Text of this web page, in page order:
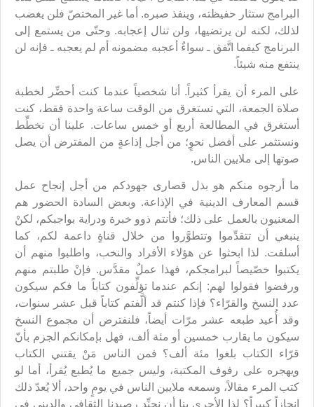
البرامج ستثار حفيظته، وينفذ صبره. أما غير المختصّ فلن يغضب
لذلك، لكنه لن يرتضيها، ولن تنال إعجابه. وحتّى من يستمع إلى
البرنامج كيفما اتَّفق ـ سواءٌ أعجبه مضمونه أم لم يعجبه ـ فإنه لن
ينتفع منه شيئاً.
على المرء أن يقرأ كثيراً. أنا شخصياً عندما كنت أحضِّر لخطبة
صلاة الجمعة، التي تستغرق من الوقت ساعة واحدة فقط، كنت
أستغرق في المطالعة أربع أو خمس ساعات. علينا أن نخطِّط
ونستثمر على أفضل نحوٍ؛ من أجل إذاعةٍ من المفترض أن يصل
صوتها إلى ملايين الناس.
ما أرجوه منكم هو بذل قصارى جهودكم من أجل إنجاح عمل
قسم المعارف الدينية في الإذاعة. وبعض السادة الحضور هم
المعنيون بالعمل على ذلك؛ فأنتم ذوو خبرة ودراية بواجبكم، لكنْ
ينبغي أن تتقدِّموا وتتطوَّروا من خلال قناةٍ داعمة لكم، كما
أسلفت. لذا ابحثوا عن هؤلاء الأفراد والنخب، واطلبوا منهم أن
يكتبوا خصّيصاً لبرامجكم، فهذا عملٌ مقدَّس. فإنْ طلبتم منهم
ورفضوا فقولوا لهم: إنكم عندما تؤلِّفون كتاباً ما فكم سيكون
عدد النسخ والقرّاء؟ فإذا كنتم قد ألَّفتم كتاباً قبل عشر سنوات،
وقد أُعيد طبعه عشر مرّات أيضاً، فلنفترض أن مجموع النسخ
سيكون ما يقارب خمسين أو مئة ألف، فهل بإمكانكم الجزم بأنّ
قرّاء الكتاب بلغوا مئة ألف؟ فمن الناس مَنْ يقتني الكتاب
ويهجره على رفوف المكتبة، وليس جميع ما يُطبع يُقرأ، أما لو
كتب المرء مقالاً، وسمعه ملايين الناس في يومٍ واحد، ألا يُعدّ ذلك
إنجازاً كبيراً؟ لذا الأحرى بنا أن نجنِّد رصيدنا الثقافي والديني في